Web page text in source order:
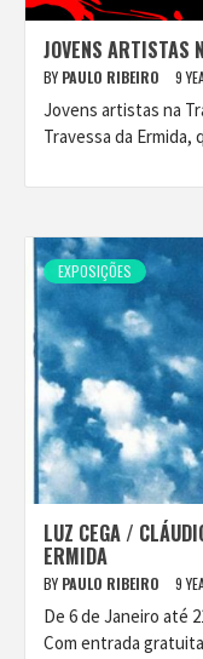
JOVENS ARTISTAS
BY PAULO RIBEIRO 9
Jovens artistas na
Travessa da Ermida,
EXPOSIÇÕES
LUZ CEGA /
ERMIDA
BY PAULO RIBEIRO 9
De 6 de Janeiro até
Com entrada